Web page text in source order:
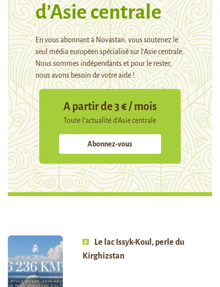
d’Asie centrale
En vous abonnant à Novastan, vous soutenez le
seul média européen spécialisé sur l’Asie centrale.
Nous sommes indépendants et pour le rester,
nous avons besoin de votre aide !
A partir de 3 € / mois
Toute l’actualité d’Asie centrale
Abonnez-vous
Le lac Issyk-Koul, perle du
Kirghizstan